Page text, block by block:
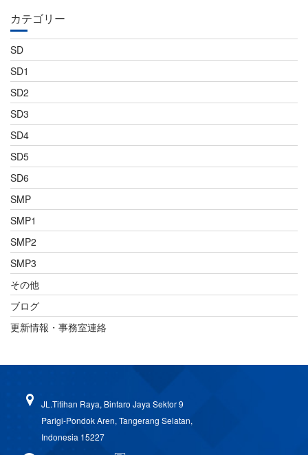
カテゴリー
SD
SD1
SD2
SD3
SD4
SD5
SD6
SMP
SMP1
SMP2
SMP3
その他
ブログ
更新情報・事務室連絡
JL.Titihan Raya, Bintaro Jaya Sektor 9
Parigi-Pondok Aren, Tangerang Selatan,
Indonesia 15227